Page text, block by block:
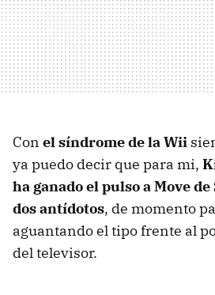
Con el síndrome de la Wii
ya puedo decir que para mi,
ha ganado el pulso a Move de
dos antídotos, de momento
aguantando el tipo frente al
del televisor.